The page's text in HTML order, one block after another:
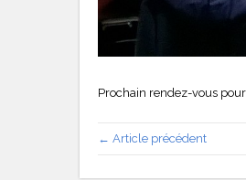
Prochain rendez-vous
← Article précédent